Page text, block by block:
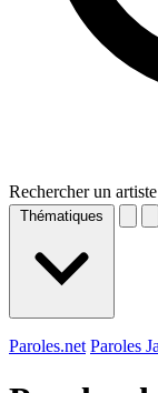
Rechercher un
Thématiques
Paroles.net Paroles